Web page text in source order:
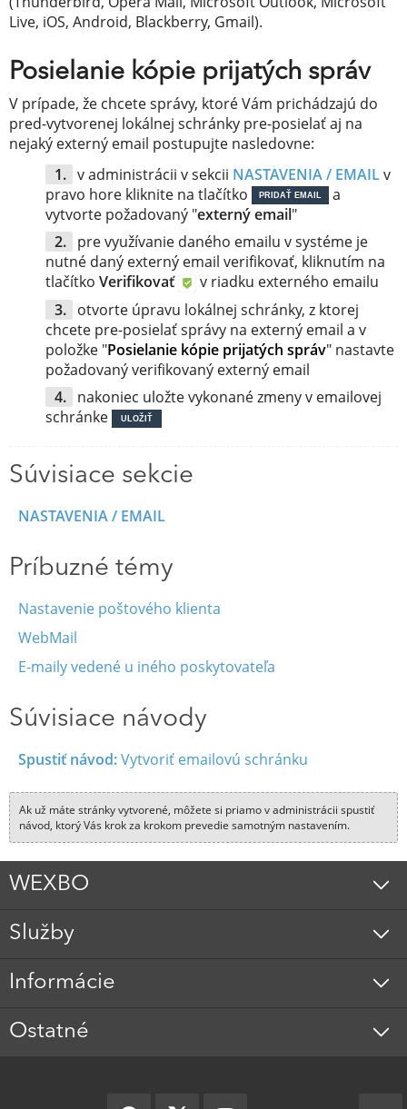
Live, iOS, Android, Blackberry, Gmail).
Posielanie kópie prijatých správ
V prípade, že chcete správy, ktoré Vám prichádzajú do
pred-vytvorenej lokálnej schránky pre-posielať aj na
nejaký externý email postupujte nasledovne:
v administrácii v sekcii NASTAVENIA / EMAILv
pravo hore kliknite na tlačítko
PRIDAŤ EMAIL
a
vytvorte požadovaný "externý email"
pre využívanie daného emailu v systéme je
nutné daný externý email verifikovať, kliknutím na
tlačítko Verifikovať
v riadku externého emailu
otvorte úpravu lokálnej schránky, z ktorej
chcete pre-posielať správy na externý email a v
položke "Posielanie kópie prijatých správ" nastavte
požadovaný verifikovaný externý email
nakoniec uložte vykonané zmeny v emailovej
schránke
ULOŽIŤ
Súvisiace sekcie
NASTAVENIA / EMAIL
Príbuzné témy
Nastavenie poštového klienta
WebMail
E-maily vedené u iného poskytovateľa
Súvisiace návody
Spustiť návod:Vytvoriť emailovú schránku
Ak už máte stránky vytvorené, môžete si priamo v administrácii spustiť
návod, ktorý Vás krok za krokom prevedie samotným nastavením.
WEXBO
Služby
Informácie
Ostatné